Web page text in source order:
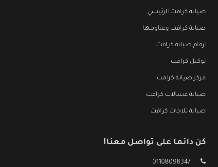
صيانة كرافت الرئيسي
صيانة كرافت وعناوينها
ارقام صيانة كرافت
توكيل كرافت
مركز صيانة كرافت
صيانة غسالات كرافت
صيانة ثلاجات كرافت
كن دائما على تواصل معنا!
01108098347